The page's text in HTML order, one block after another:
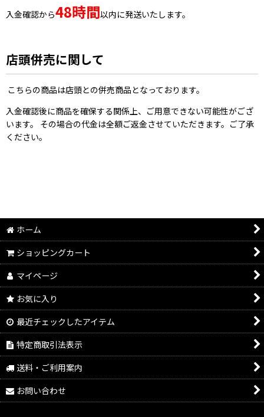
入金確認から48時間以内に発送いたします。
店頭併売に関して
こちらの商品は店頭との併売商品となっております。
入金確認後に商品を確保する関係上、ご用意できない可能性がござ
います。 その場合の代金は全額ご返金させていただきます。ご了承
ください。
ホーム
ショッピングカート
マイページ
お気に入り
最近チェックしたアイテム
特定商取引法表示
送料・ご利用案内
お問い合わせ